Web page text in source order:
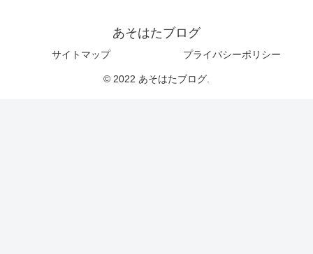
あそはたブログ
サイトマップ プライバシーポリシー
© 2022 あそはたブログ.